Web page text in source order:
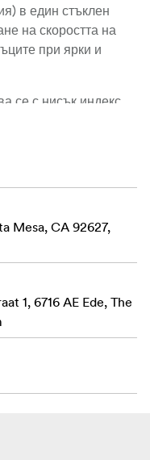
в един стъклен
на скоростта на
при ярки и
се с нисък индекс
филтри
почистване
Mesa, CA 92627,
1, 6716 AE Ede, The